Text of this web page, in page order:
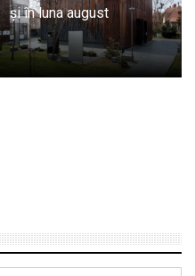
și în luna august